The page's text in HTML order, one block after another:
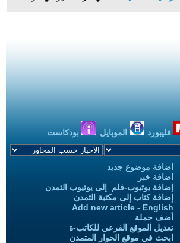
فليبورد الموبايل بودكاست
اضافة موضوع جديد
اضافة خبر
إضافة يوتيوب-فلم إلى يوتيوب التمدن
إضافة كتاب إلى مكتبة التمدن
Add new article - English
أضف حملة
تعديل الموقع الفرعي للكاتب-ة
ابحث في موقع الحوار المتمدن